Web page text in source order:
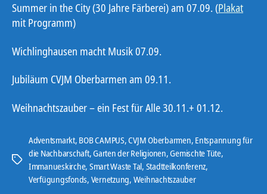
Summer in the City (30 Jahre Färberei) am 07.09. (Plakat
mit Programm)
Wichlinghausen macht Musik 07.09.
Jubiläum CVJM Oberbarmen am 09.11.
Weihnachtszauber – ein Fest für Alle 30.11.+ 01.12.
Schlagwörter
Adventsmarkt, BOB CAMPUS,CVJM Oberbarmen, Entspannung für
die Nachbarschaft,Garten der Religionen,Gemischte Tüte,
Immanueskirche, Smart Waste Tal, Stadtteilkonferenz,
Verfügungsfonds, Vernetzung, Weihnachtszauber